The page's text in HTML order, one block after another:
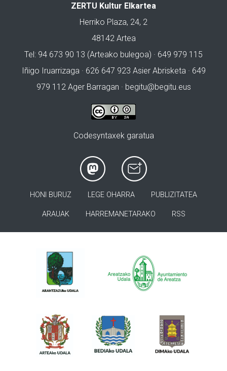
ZERTU Kultur Elkartea
Herriko Plaza, 24, 2
48142 Artea
Tel: 94 673 90 13 (Arteako bulegoa) · 649 979 115
Iñigo Iruarrizaga · 626 647 923 Asier Abrisketa · 649
979 112 Ager Barragan · begitu@begitu.eus
Codesyntaxek garatua
HONI BURUZ LEGE OHARRA PUBLIZITATEA
ARAUAK HARREMANETARAKO RSS